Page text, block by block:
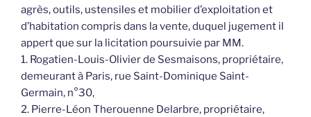
agrès, outils, ustensiles et mobilier d’exploitation et
d’habitation compris dans la vente, duquel jugement il
appert que sur la licitation poursuivie par MM.
1. Rogatien-Louis-Olivier de Sesmaisons, propriétaire,
demeurant à Paris, rue Saint-Dominique Saint-
Germain, n°30,
2. Pierre-Léon Therouenne Delarbre, propriétaire,